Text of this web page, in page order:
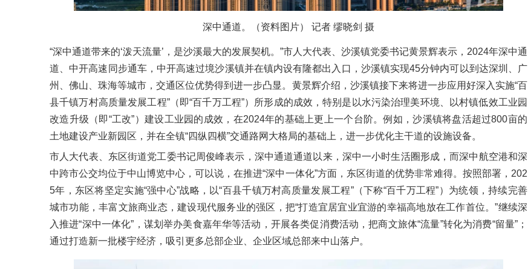
深中通道。（资料图片） 记者 缪晓剑 摄
“深中通道带来的‘泼天流量’，是沙溪最大的发展契机。”市人大代表、沙溪镇党委书记黄景辉表示，2024年深中通
道、中开高速同步通车，中开高速过境沙溪镇并在镇内设有隆都出入口，沙溪镇实现45分钟内可以到达深圳、广
州、佛山、珠海等城市，交通区位优势得到进一步凸显。黄景辉介绍，沙溪镇接下来将进一步应用好深入实施“百
县千镇万村高质量发展工程”（即“百千万工程”）所形成的成效，特别是以水污染治理美环境、以村镇低效工业园
改造升级（即“工改”）建设工业园的成效，在2024年的基础上更上一个台阶。例如，沙溪镇将盘活超过800亩的
土地建设产业新园区，并在全镇“四纵四横”交通路网大格局的基础上，进一步优化主干道的设施设备。
市人大代表、东区街道党工委书记周俊峰表示，深中通道通道以来，深中一小时生活圈形成，而深中航空港和深
中跨市公交均位于中山博览中心，可以说，在推进“深中一体化”方面，东区街道的优势非常难得。按照部署，202
5年，东区将坚定实施“强中心”战略，以“百县千镇万村高质量发展工程”（下称“百千万工程”）为统领，持续完善
城市功能，丰富文旅商业态，建设现代服务业的强区，把“打造宜居宜业宜游的幸福高地放在工作首位。”继续深
入推进“深中一体化”，谋划举办美食嘉年华等活动，开展各类促消费活动，把商文旅体“流量”转化为消费“留量”；
通过打造新一批楼宇经济，吸引更多总部企业、企业区域总部来中山落户。